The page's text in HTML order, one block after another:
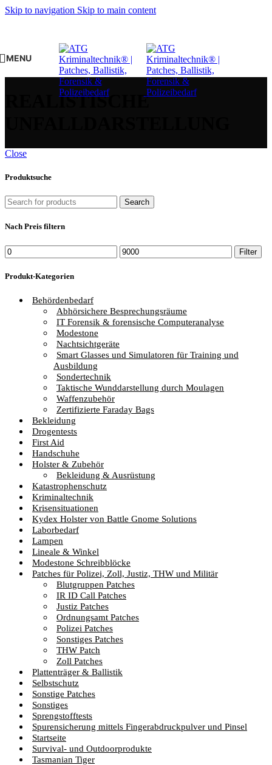
Skip to navigation Skip to main content
MENU
REALISTISCHE
Close
Produktsuche
Search
Nach Preis filtern
Min.
Preis
Max.
Preis
Filter
Produkt-Kategorien
Behördenbedarf
Abhörsichere Besprechungsräume
IT Forensik & forensische Computeranalyse
Modestone
Nachtsichtgeräte
Smart Glasses und Simulatoren für Training und
Ausbildung
Sondertechnik
Taktische Wunddarstellung durch Moulagen
Waffenzubehör
Zertifizierte Faraday Bags
Bekleidung
Drogentests
First Aid
Handschuhe
Holster & Zubehör
Bekleidung & Ausrüstung
Katastrophenschutz
Kriminaltechnik
Krisensituationen
Kydex Holster von Battle Gnome Solutions
Laborbedarf
Lampen
Lineale & Winkel
Modestone Schreibblöcke
Patches für Polizei, Zoll, Justiz, THW und Militär
Blutgruppen Patches
IR ID Call Patches
Justiz Patches
Ordnungsamt Patches
Polizei Patches
Sonstiges Patches
THW Patch
Zoll Patches
Plattenträger & Ballistik
Selbstschutz
Sonstige Patches
Sonstiges
Sprengstofftests
Spurensicherung mittels Fingerabdruckpulver und Pinsel
Startseite
Survival- und Outdoorprodukte
Tasmanian Tiger